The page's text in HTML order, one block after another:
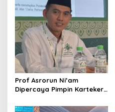
Prof Asrorun Ni’am
Dipercaya Pimpin Karteker
Regenerasi Kepemimpinan